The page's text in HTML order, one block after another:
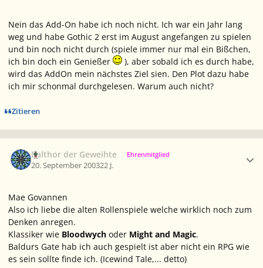
Nein das Add-On habe ich noch nicht. Ich war ein Jahr lang
weg und habe Gothic 2 erst im August angefangen zu spielen
und bin noch nicht durch (spiele immer nur mal ein Bißchen,
ich bin doch ein Genießer
), aber sobald ich es durch habe,
wird das AddOn mein nächstes Ziel sien. Den Plot dazu habe
ich mir schonmal durchgelesen. Warum auch nicht?
Zitieren
Balthor der Geweihte Ehrenmitglied
20. September 200322 J.
Mae Govannen
Also ich liebe die alten Rollenspiele welche wirklich noch zum
Denken anregen.
Klassiker wie Bloodwych oder Might and Magic.
Baldurs Gate hab ich auch gespielt ist aber nicht ein RPG wie
es sein sollte finde ich. (Icewind Tale,... detto)